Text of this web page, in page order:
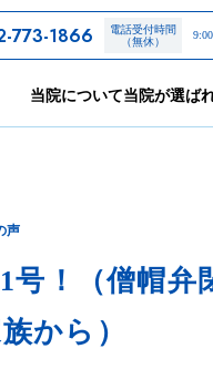
773-1866
電話受付時間
（無休）
当院について当院が選ば
声
号！（僧帽弁
から）